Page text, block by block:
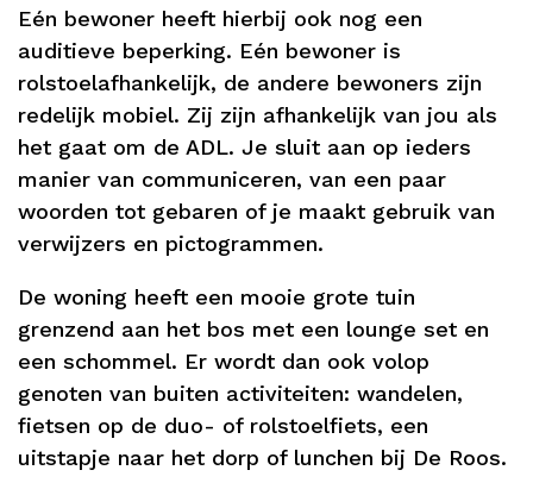
Eén bewoner heeft hierbij ook nog een
auditieve beperking. Eén bewoner is
rolstoelafhankelijk, de andere bewoners zijn
redelijk mobiel. Zij zijn afhankelijk van jou als
het gaat om de ADL. Je sluit aan op ieders
manier van communiceren, van een paar
woorden tot gebaren of je maakt gebruik van
verwijzers en pictogrammen.
De woning heeft een mooie grote tuin
grenzend aan het bos met een lounge set en
een schommel. Er wordt dan ook volop
genoten van buiten activiteiten: wandelen,
fietsen op de duo- of rolstoelfiets, een
uitstapje naar het dorp of lunchen bij De Roos.